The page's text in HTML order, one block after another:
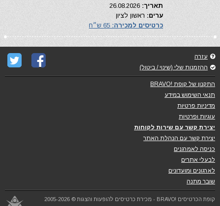
תאריך:
ערים: ראשון לציון
כרטיסים למכירה:
עזרה
ההזמנות שלי (שינוי / ביטול)
התקנון של קופת !BRAVO
תנאי השימוש במידע
מדיניות פרטיות
עוגיות ופרטיות
יצירת קשר עם שירות לקוחות
יצירת קשר עם הנהלת האתר
כניסה לאמרגנים
לבעלי אתרים
לארגונים ומועדונים
שובר מתנה
קופת הכרטיסים !BRAVO - מכירת כרטיסים להופעות והצגות © 2005-2026